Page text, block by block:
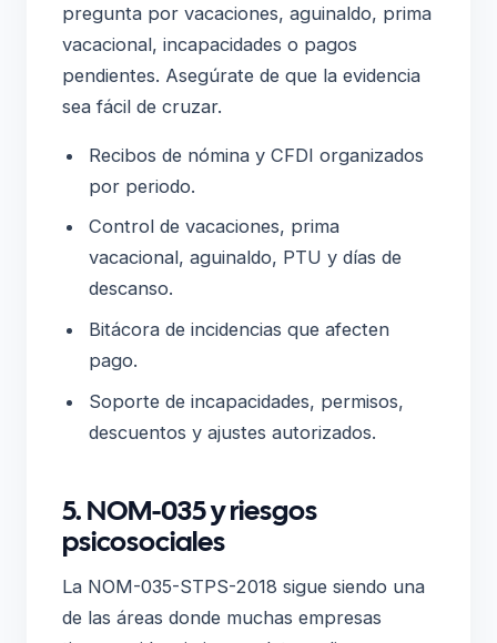
pregunta por vacaciones, aguinaldo, prima
vacacional, incapacidades o pagos
pendientes. Asegúrate de que la evidencia
sea fácil de cruzar.
Recibos de nómina y CFDI organizados
por periodo.
Control de vacaciones, prima
vacacional, aguinaldo, PTU y días de
descanso.
Bitácora de incidencias que afecten
pago.
Soporte de incapacidades, permisos,
descuentos y ajustes autorizados.
5. NOM-035 y riesgos
psicosociales
La NOM-035-STPS-2018 sigue siendo una
de las áreas donde muchas empresas